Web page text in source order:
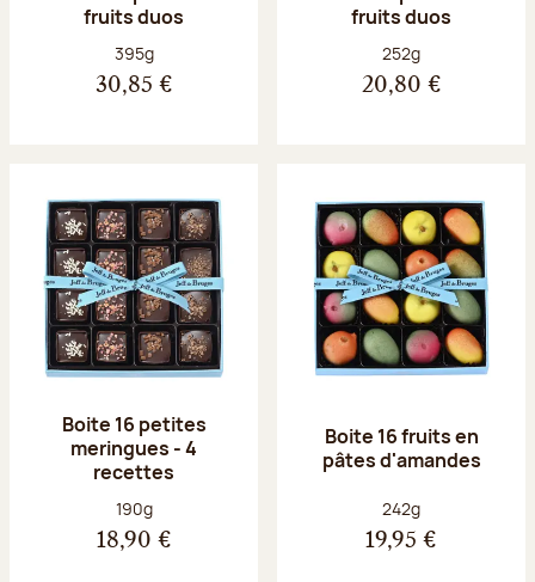
fruits duos
Poids net :
395g
30,85 €
fruits duos
Poids net :
252g
20,80 €
Boite 16 petites
meringues - 4
recettes
Poids net :
190g
18,90 €
Boite 16 fruits en
pâtes d'amandes
Poids net :
242g
19,95 €